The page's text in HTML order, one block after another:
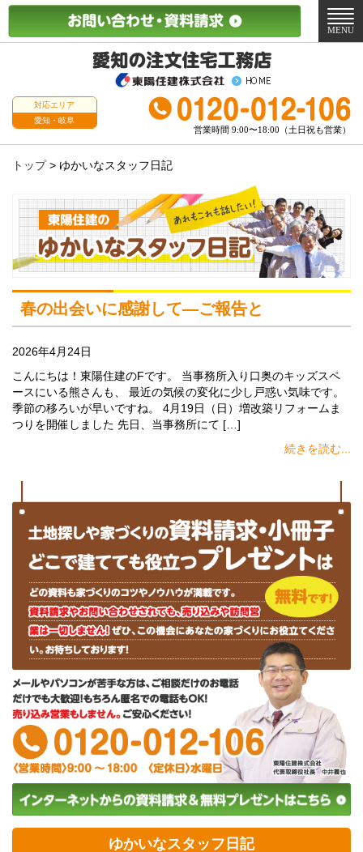
対応エリア
愛知・岐阜
営業時間 9:00〜18:00（土日祝も営業）
メ
ニ
MENU
トップ> ゆかいなスタッフ日記
春の出会いに感謝して—ご報告と
2026年4月24日
こんにちは！東陽住建のFです。 当事務所入り口奥のキッズスペ
ースにいる熊さんも、 最近の気候の変化に少し戸惑い気味です。
季節の移ろいが早いですね。 4月19日（日）増改築リフォームま
つりを開催しました 先日、当事務所にて […]
続きを読む...
ゆかいなスタッフ日記